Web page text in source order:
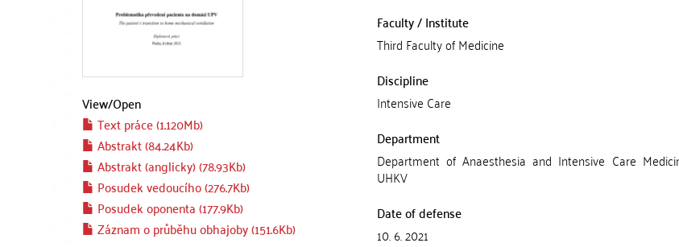
View/Open
Text práce (1.120Mb)
Abstrakt (84.24Kb)
Abstrakt (anglicky) (78.93Kb)
Posudek vedoucího (276.7Kb)
Posudek oponenta (177.9Kb)
Záznam o průběhu obhajoby (151.6Kb)
Faculty / Institute
Third Faculty of Medicine
Discipline
Intensive Care
Department
Department of Anaesthesia and Intensive Care
UHKV
Date of defense
10. 6. 2021